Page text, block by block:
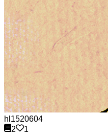
hl1520604
2
1